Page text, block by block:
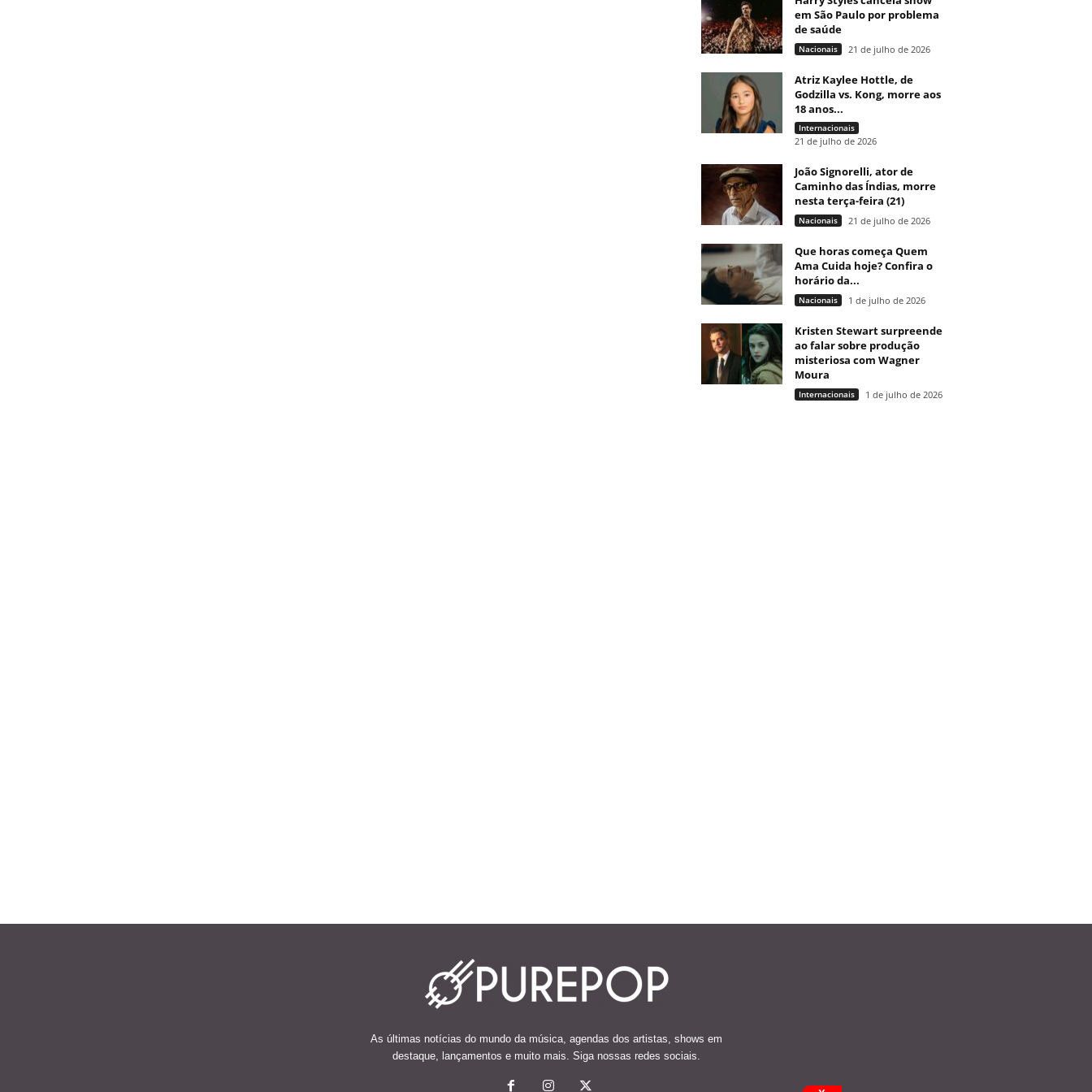
em São Paulo por problema
de saúde
Nacionais 21 de julho de 2026
Atriz Kaylee Hottle, de
Godzilla vs. Kong, morre aos
18 anos...
Internacionais
21 de julho de 2026
João Signorelli, ator de
Caminho das Índias, morre
nesta terça-feira (21)
Nacionais 21 de julho de 2026
Que horas começa Quem
Ama Cuida hoje? Confira o
horário da...
Nacionais 1 de julho de 2026
Kristen Stewart surpreende
ao falar sobre produção
misteriosa com Wagner
Moura
Internacionais 1 de julho de 2026
As últimas notícias do mundo da música, agendas dos artistas, shows em
destaque, lançamentos e muito mais. Siga nossas redes sociais.